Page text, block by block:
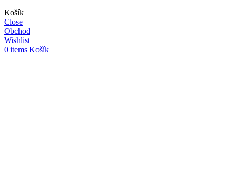
Košík
Close
Obchod
Wishlist
0 items Košík